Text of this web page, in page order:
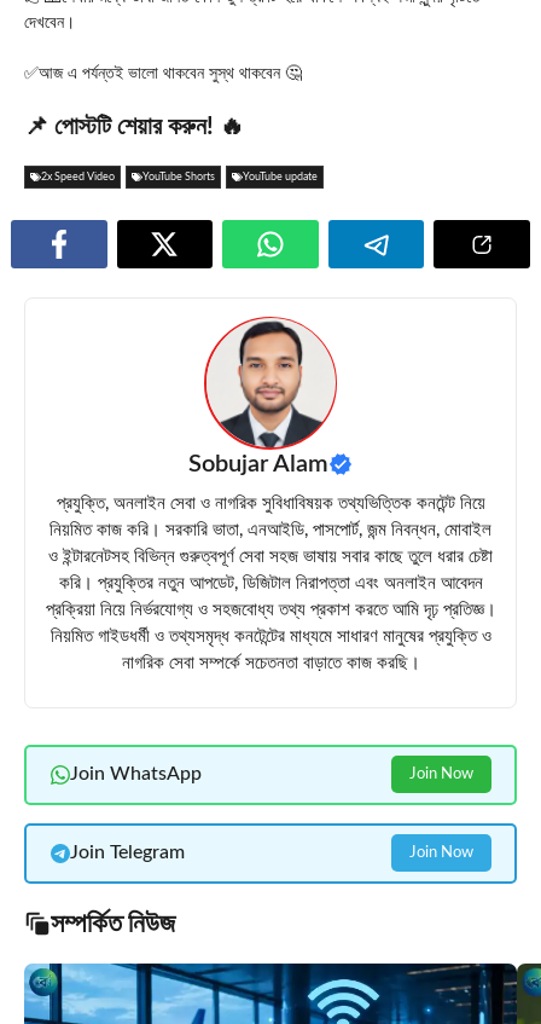
দেখবেন।
✅আজ এ পর্যন্তই ভালো থাকবেন সুস্থ থাকবেন 🤔
📌 পোস্টটি শেয়ার করুন! 🔥
2x Speed Video YouTube Shorts YouTube update
Sobujar Alam
প্রযুক্তি, অনলাইন সেবা ও নাগরিক সুবিধাবিষয়ক তথ্যভিত্তিক কনটেন্ট নিয়ে
নিয়মিত কাজ করি। সরকারি ভাতা, এনআইডি, পাসপোর্ট, জন্ম নিবন্ধন, মোবাইল
ও ইন্টারনেটসহ বিভিন্ন গুরুত্বপূর্ণ সেবা সহজ ভাষায় সবার কাছে তুলে ধরার চেষ্টা
করি। প্রযুক্তির নতুন আপডেট, ডিজিটাল নিরাপত্তা এবং অনলাইন আবেদন
প্রক্রিয়া নিয়ে নির্ভরযোগ্য ও সহজবোধ্য তথ্য প্রকাশ করতে আমি দৃঢ় প্রতিজ্ঞ।
নিয়মিত গাইডধর্মী ও তথ্যসমৃদ্ধ কনটেন্টের মাধ্যমে সাধারণ মানুষের প্রযুক্তি ও
নাগরিক সেবা সম্পর্কে সচেতনতা বাড়াতে কাজ করছি।
Join WhatsApp Join Now
Join Telegram Join Now
সম্পর্কিত নিউজ